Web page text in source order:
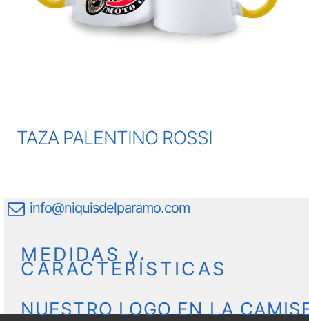
TAZA PALENTINO ROSSI
info@niquisdelparamo.com
MEDIDAS y
CARACTERÍSTICAS
NUESTRO LOGO EN LA